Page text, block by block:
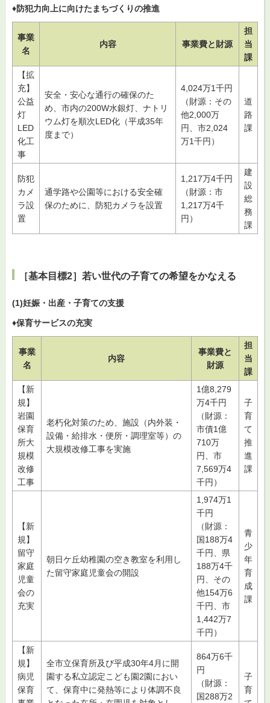
♦防犯力向上に向けたまちづくりの推進
事業
名
内容 事業費と財源
担
当
課
【拡
充】
公益
灯
LED
化工
事
安全・安心な通行の確保のた
め、市内の200W水銀灯、ナトリ
ウム灯を順次LED化（平成35年
度まで）
4,024万1千円
（財源：その
他2,000万
円、市2,024
万1千円）
道
路
課
防犯
カメ
ラ設
置
通学路や公園等における安全確
保のために、防犯カメラを設置
1,217万4千円
（財源：市
1,217万4千
円）
建
設
総
務
課
［基本目標2］若い世代の子育ての希望をかなえる
(1)妊娠・出産・子育ての支援
♦保育サービスの充実
事業
名
内容
事業費と
財源
担
当
課
【新
規】
岩園
保育
所大
規模
改修
工事
老朽化対策のため、施設（内外装・
設備・給排水・便所・調理室等）の
大規模改修工事を実施
1億8,279
万4千円
（財源：
市債1億
710万
円、市
7,569万4
千円）
子
育
て
推
進
課
【新
規】
留守
家庭
児童
会の
充実
朝日ケ丘幼稚園の空き教室を利用し
た留守家庭児童会の開設
1,974万1
千円
（財源：
国188万4
千円、県
188万4千
円、その
他154万6
千円、市
1,442万7
千円）
青
少
年
育
成
課
【新
規】
病児
保育
全市立保育所及び平成30年4月に開
園する私立認定こども園2園におい
て、保育中に発熱等により体調不良
864万6千
円
（財源：
国288万2
子
育